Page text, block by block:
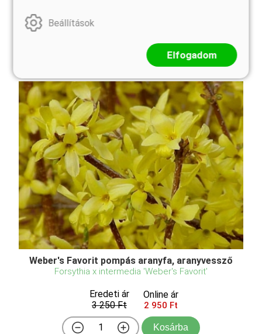
élénk rózsaszínűek ezüstös foltokkal, majd nyáron
mélyebb rózsaszínűvé és bíborrá érlelődnek, ősszel
Weber's Favorit pompás aranyfa, aranyvessző
Forsythia x intermedia 'Weber's Favorit'
Eredeti ár
3 250 Ft
Online ár
2 950 Ft
Kosárba
Beállítások
Elfogadom